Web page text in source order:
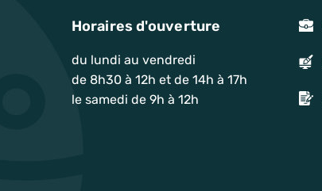
Horaires d'ouverture
du lundi au vendredi
de 8h30 à 12h et de 14h à 17h
le samedi de 9h à 12h